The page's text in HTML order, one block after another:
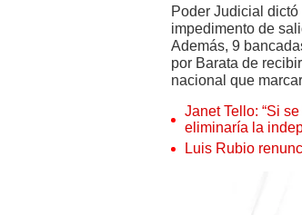
Poder Judicial
impedimento de
Además, 9
por Barata de
nacional que
Janet Tello: “Si
eliminaría la
Luis Rubio